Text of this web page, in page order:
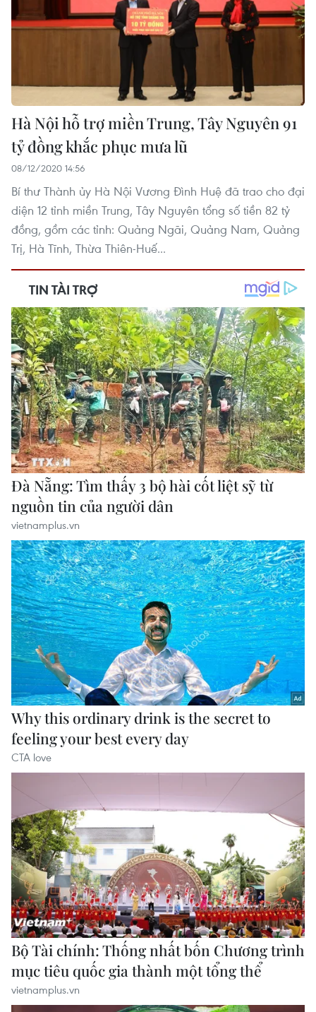
Hà Nội hỗ trợ miền Trung, Tây Nguyên 91
tỷ đồng khắc phục mưa lũ
08/12/2020 14:56
Bí thư Thành ủy Hà Nội Vương Đình Huệ đã trao cho đại
diện 12 tỉnh miền Trung, Tây Nguyên tổng số tiền 82 tỷ
đồng, gồm các tỉnh: Quảng Ngãi, Quảng Nam, Quảng
Trị, Hà Tĩnh, Thừa Thiên-Huế...